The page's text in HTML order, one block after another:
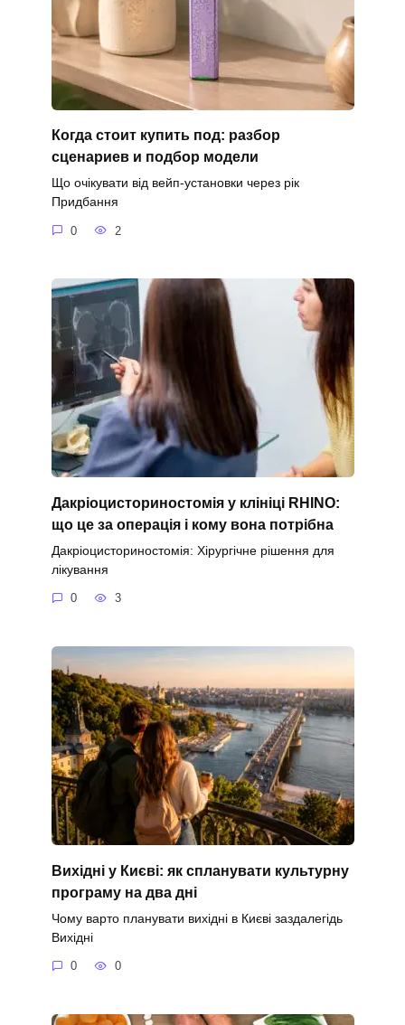
Когда стоит купить под: разбор
сценариев и подбор модели
Що очікувати від вейп-установки через рік
Придбання
0 2
Дакріоцисториностомія у клініці RHINO:
що це за операція і кому вона потрібна
Дакріоцисториностомія: Хірургічне рішення для
лікування
0 3
Вихідні у Києві: як спланувати культурну
програму на два дні
Чому варто планувати вихідні в Києві заздалегідь
Вихідні
0 0